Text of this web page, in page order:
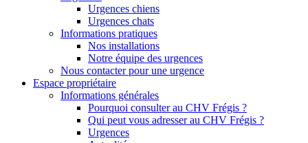
Urgences chiens
Urgences chats
Informations pratiques
Nos installations
Notre équipe des urgences
Nous contacter pour une urgence
Espace propriétaire
Informations générales
Pourquoi consulter au CHV Frégis ?
Qui peut vous adresser au CHV Frégis ?
Urgences